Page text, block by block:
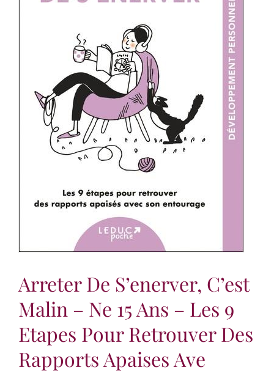
Arreter De S’enerver, C’est
Malin – Ne 15 Ans – Les 9
Etapes Pour Retrouver Des
Rapports Apaises Ave